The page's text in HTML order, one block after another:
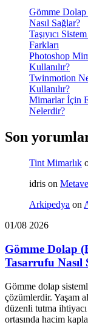
Gömme
Nasıl Sağlar?
Taşıyıcı
Farkları
Photoshop
Kullanılır?
Twinmotion
Kullanılır?
Mimarlar İçin
Nelerdir?
Son
Tint Mimarlık
idris on
Arkipedya on
01/08 2026
Gömme Dolap
Tasarrufu Nasıl
Gömme dolap
çözümlerdir. Yaşam
düzenli tutma
ortasında hacim